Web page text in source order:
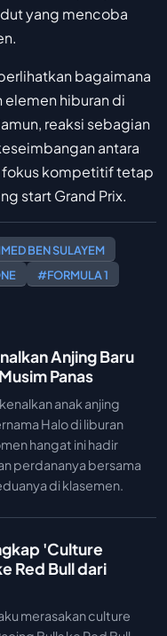
yang mencoba
bagaimana
elemen hiburan di
reaksi sebagian
antara
fokus kompetitif tetap
start Grand Prix.
BEN SULAYEM
#FORMULA 1
Anjing Baru
Panas
anak anjing
Halo di liburan
hangat ini hadir
perdananya bersama
di klasemen.
'Culture
Red Bull dari
merasakan culture